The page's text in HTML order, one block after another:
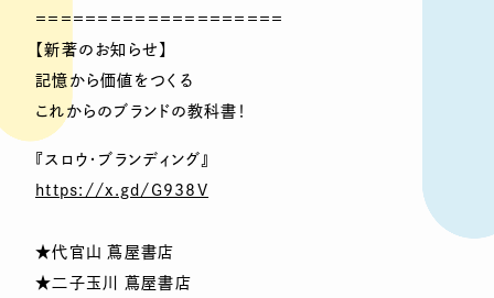
＝＝＝＝＝＝＝＝＝＝＝＝＝＝＝＝＝＝＝＝
【新著のお知らせ】
記憶から価値をつくる
これからのブランドの教科書！
『スロウ・ブランディング』
https://x.gd/G938V
★代官山 蔦屋書店
★二子玉川 蔦屋書店